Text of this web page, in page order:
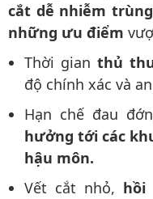
cắt dễ nhiễm trùng
những ưu điểm
Thời gian thủ
độ chính xác và
Hạn chế đau
hưởng tới các
hậu môn.
Vết cắt nhỏ, hồi